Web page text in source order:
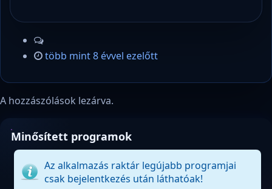
több mint 8 évvel ezelőtt
A hozzászólások lezárva.
Minősített programok
Az alkalmazás raktár legújabb programjai
csak bejelentkezés után láthatóak!